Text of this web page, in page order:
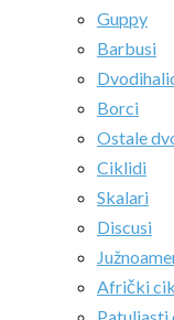
Guppy
Barbusi
Borci
Ostale
Ciklidi
Skalari
Discusi
Afrički